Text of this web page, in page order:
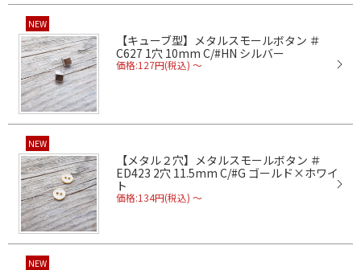
NEW
【キューブ型】メタルスモールボタン ＃
C627 1穴 10mm C/#HN シルバー
価格:127円(税込) ～
NEW
【メタル２穴】メタルスモールボタン ＃
ED423 2穴 11.5mm C/#G ゴールド×ホワイ
ト
価格:134円(税込) ～
NEW